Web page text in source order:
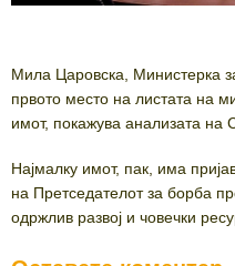
Мила Царовска, Министерка
првото место на листата на
имот, покажува анализата на
Најмалку имот, пак, има
на Претседателот за борба
одржлив развој и човечки